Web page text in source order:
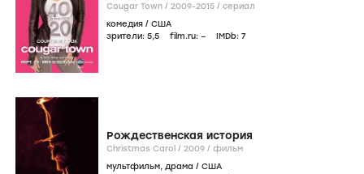
Cougar Town / 2009-2015 / сериал
комедия / США
зрители: 5,5 film.ru: – IMDb: 7
Рождественская история
Christmas Carol / 2009 / фильм
мультфильм, драма / США